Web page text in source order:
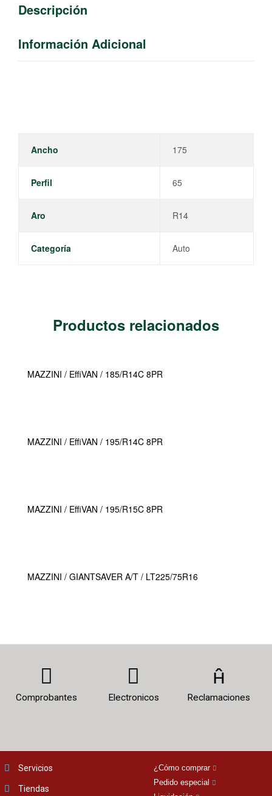
Descripción
Información Adicional
Ancho 175
Perfil 65
Aro R14
Categoría Auto
Productos relacionados
MAZZINI / EffiVAN / 185/R14C 8PR
MAZZINI / EffiVAN / 195/R14C 8PR
MAZZINI / EffiVAN / 195/R15C 8PR
MAZZINI / GIANTSAVER A/T / LT225/75R16
Comprobantes Electronicos Reclamaciones
Servicios
Tiendas
¿Cómo comprar
Pedido especial